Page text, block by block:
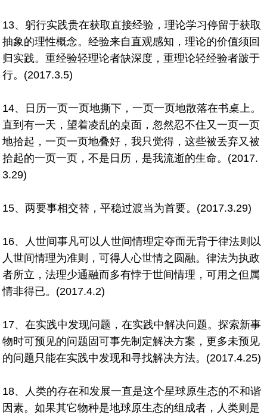
13、躬行实践贵在获取直接经验，理论学习停留于获取
抽象的理性概念。经验来自直观感知，理论的价值须回
归实践。重经验轻理论者缺深度，重理论轻经验者跛于
行。(2017.3.5)
14、日历一页一页地撕下，一页一页地散落在书桌上。
直到有一天，望着凌乱的桌面，忽然忍不住又一页一页
地拾起，一页一页地叠好，我只觉得，这些被丢弃又被
拾起的一页一页，不是日历，是我流逝的生命。(2017.
3.29)
15、两要事相交替，平稳过渡当为首要。(2017.3.29)
16、人世间事凡可以人世间情理定夺而无背于律法则以
人世间情理为准则，可得人心世情之圆融。律法为执政
者所立，法理少通融而多有悖于世间情理，可用之但属
情非得已。(2017.4.2)
17、在实践中发现问题，在实践中解决问题。探索新事
物时可预见的问题固可事先制定解决方案，更多未预见
的问题只能在实践中发现和寻找解决方法。(2017.4.25)
18、人类的存在和发展一直是这个星球原生态的不和谐
因素。如果其它物种是地球原生态的组成者，人类则是